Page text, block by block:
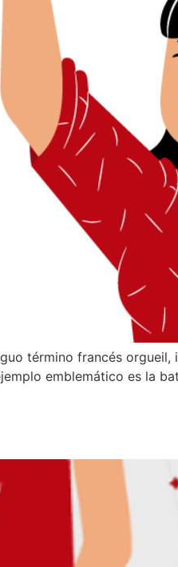
término francés
emblemático es la